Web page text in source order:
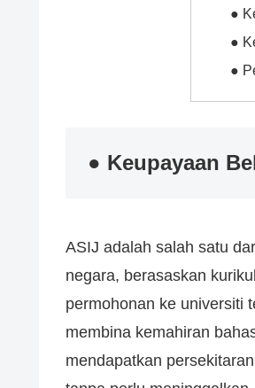
●
●
●
● Keupayaan
ASIJ adalah salah satu
negara, berasaskan
permohonan ke universiti
membina kemahiran
mendapatkan